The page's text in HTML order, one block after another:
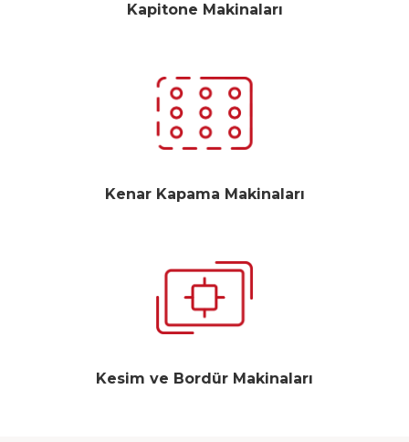
Kapitone Makinaları
Kenar Kapama Makinaları
Kesim ve Bordür Makinaları